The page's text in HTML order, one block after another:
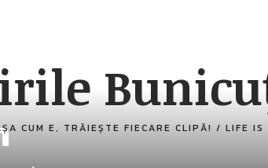
CUM E, TRĂIEȘTE FIECARE CLIPĂ! / LIFE IS